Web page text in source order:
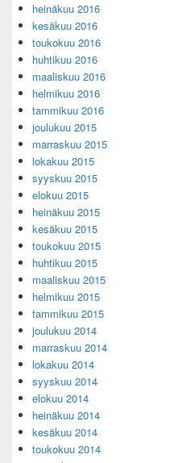
heinäkuu 2016
kesäkuu 2016
toukokuu 2016
huhtikuu 2016
maaliskuu 2016
helmikuu 2016
tammikuu 2016
joulukuu 2015
marraskuu 2015
lokakuu 2015
syyskuu 2015
elokuu 2015
heinäkuu 2015
kesäkuu 2015
toukokuu 2015
huhtikuu 2015
maaliskuu 2015
helmikuu 2015
tammikuu 2015
joulukuu 2014
marraskuu 2014
lokakuu 2014
syyskuu 2014
elokuu 2014
heinäkuu 2014
kesäkuu 2014
toukokuu 2014